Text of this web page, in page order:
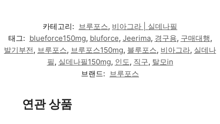
카테고리: 브루포스, 비아그라 | 실데나필
태그: blueforce150mg, bluforce, Jeerima, 경구용, 구매대행,
발기부전, 브루포스, 브루포스150mg, 블루포스, 비아그라, 실데나
필, 실데나필150mg, 인도, 직구, 탈모in
브랜드:
브루포스
연관 상품